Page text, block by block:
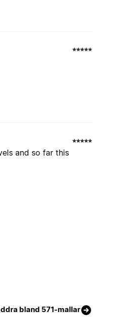
and so far this
bland 571-mallar